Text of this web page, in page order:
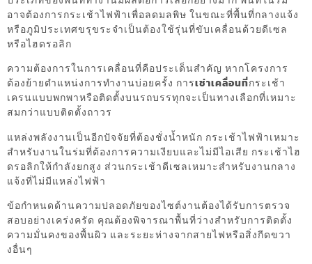
อาจต้องการกระเช้าไฟฟ้าเพื่อลดมลพิษ ในขณะที่พื้นที่กลางแจ้ง
หรือภูมิประเทศขรุขระจำเป็นต้องใช้รุ่นที่ขับเคลื่อนด้วยดีเซล
หรือไฮดรอลิก
ความต้องการในการเคลื่อนที่คือประเด็นสำคัญ หากโครงการ
ต้องย้ายตำแหน่งการทำงานบ่อยครั้ง การเช่าเคลื่อนที่กระเช้า
เครนแบบพกพาหรือติดตั้งบนรถบรรทุกจะเป็นทางเลือกที่เหมาะ
สมกว่าแบบติดตั้งถาวร
แหล่งพลังงานเป็นอีกปัจจัยที่ต้องชั่งน้ำหนัก กระเช้าไฟฟ้าเหมาะ
สำหรับงานในร่มที่ต้องการความเงียบและไม่มีไอเสีย กระเช้าไฮ
ดรอลิกให้กำลังยกสูง ส่วนกระเช้าดีเซลเหมาะสำหรับงานกลาง
แจ้งที่ไม่มีแหล่งไฟฟ้า
ข้อกำหนดด้านความปลอดภัยของไซต์งานต้องได้รับการตรวจ
สอบอย่างเคร่งครัด คุณต้องพิจารณาพื้นที่ว่างสำหรับการติดตั้ง
ความมั่นคงของพื้นผิว และระยะห่างจากสายไฟหรือสิ่งกีดขวา
งอื่นๆ